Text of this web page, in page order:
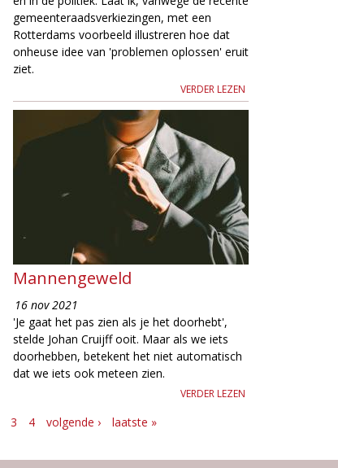
gemeenteraadsverkiezingen, met een
Rotterdams voorbeeld illustreren hoe dat
onheuse idee van 'problemen oplossen' eruit
ziet.
VERDER LEZEN
Mannengeweld
16 nov 2021
'Je gaat het pas zien als je het doorhebt',
stelde Johan Cruijff ooit. Maar als we iets
doorhebben, betekent het niet automatisch
dat we iets ook meteen zien.
VERDER LEZEN
3 4 volgende › laatste »